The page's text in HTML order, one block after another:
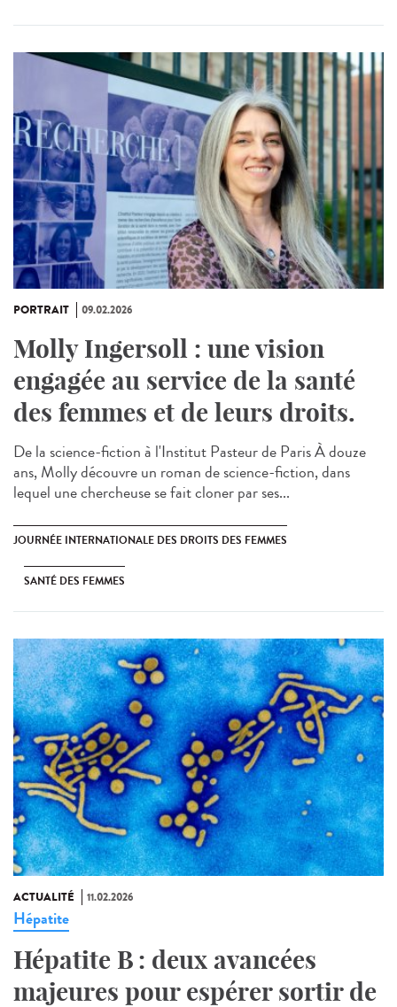
PORTRAIT 09.02.2026
Molly Ingersoll : une vision
engagée au service de la santé
des femmes et de leurs droits.
De la science-fiction à l'Institut Pasteur de Paris À douze
ans, Molly découvre un roman de science-fiction, dans
lequel une chercheuse se fait cloner par ses...
JOURNÉE INTERNATIONALE DES DROITS DES FEMMES
SANTÉ DES FEMMES
ACTUALITÉ 11.02.2026
Hépatite
Hépatite B : deux avancées
majeures pour espérer sortir de